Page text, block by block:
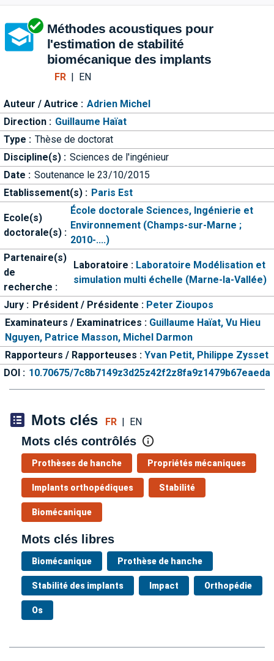
Aller directement à la barre
Méthodes acoustiques pour
l'estimation de stabilité
biomécanique des implants
FR| EN
Auteur / Autrice : Adrien Michel
Direction : Guillaume Haïat
Type : Thèse de doctorat
Discipline(s) : Sciences de l'ingénieur
Date : Soutenance le 23/10/2015
Etablissement(s) : Paris Est
Ecole(s)
doctorale(s) :
École doctorale Sciences, Ingénierie et
Environnement (Champs-sur-Marne ;
2010-....)
Partenaire(s)
de
recherche :
Laboratoire : Laboratoire Modélisation et
simulation multi échelle (Marne-la-Vallée)
Jury : Président / Présidente : Peter Zioupos
Examinateurs / Examinatrices : Guillaume Haïat, Vu Hieu
Nguyen, Patrice Masson, Michel Darmon
Rapporteurs / Rapporteuses : Yvan Petit, Philippe Zysset
DOI : 10.70675/7c8b7149z3d25z42f2z8fa9z1479b67eaeda
Mots clés FR| EN
Mots clés contrôlés
Prothèses de hanche Propriétés mécaniques
Implants orthopédiques Stabilité
Biomécanique
Mots clés libres
Biomécanique Prothèse de hanche
Stabilité des implants Impact Orthopédie
Os